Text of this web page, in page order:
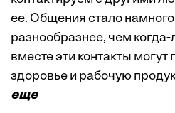
ее. Общения стало
разнообразнее, чем
вместе эти контакты могут
здоровье и рабочую
еще